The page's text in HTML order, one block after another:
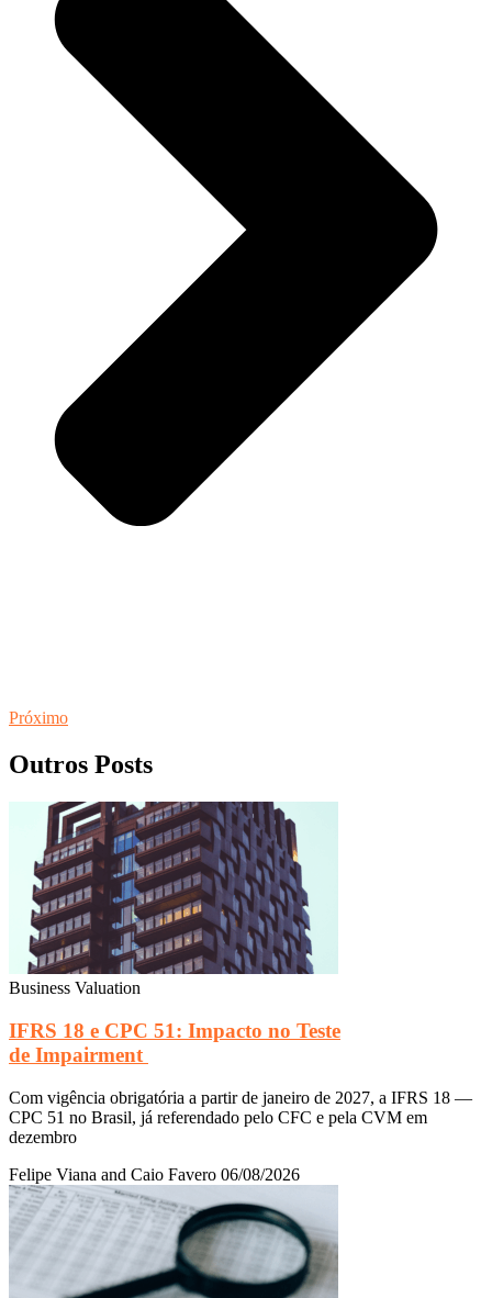
Próximo
Outros Posts
Business Valuation
IFRS 18 e CPC 51: Impacto no Teste
de Impairment
Com vigência obrigatória a partir de janeiro de 2027, a IFRS 18 —
CPC 51 no Brasil, já referendado pelo CFC e pela CVM em
dezembro
Felipe Viana and Caio Favero 06/08/2026